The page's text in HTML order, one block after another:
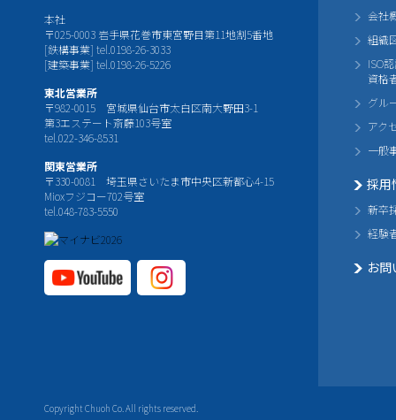
本社
〒025-0003 岩手県花巻市東宮野目第11地割5番地
[鉄構事業] tel.0198-26-3033
[建築事業] tel.0198-26-5226
東北営業所
〒982-0015 宮城県仙台市太白区南大野田3-1
第3エステート斎藤103号室
tel.022-346-8531
関東営業所
〒330-0081 埼玉県さいたま市中央区新都心4-15
Mioxフジコー702号室
tel.048-783-5550
Copyright Chuoh Co. All rights reserved.
会社
組織
ISO
資格
グル
アク
一般
採用
新卒
経験
お